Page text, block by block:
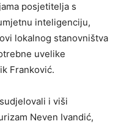
posjetitelja s
inteligenciju,
lokalnog stanovništva
uvelike
Franković.
i viši
Neven Ivandić,